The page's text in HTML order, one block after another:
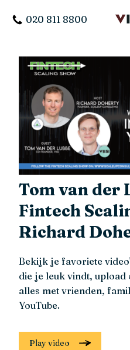
020 811 8800
Tom van der
Fintech
Richard
Bekijk je favoriete
die je leuk vindt,
alles met vrienden,
YouTube.
Play video